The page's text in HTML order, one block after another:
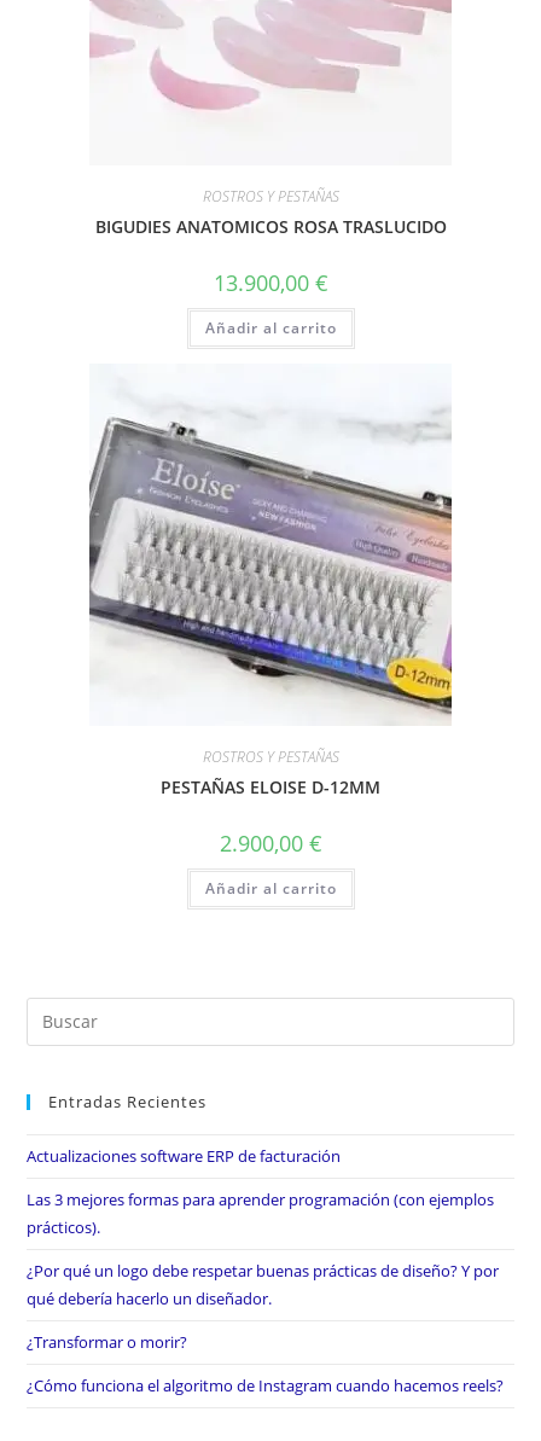
ROSTROS Y PESTAÑAS
BIGUDIES ANATOMICOS ROSA TRASLUCIDO
13.900,00 €
Añadir al carrito
ROSTROS Y PESTAÑAS
PESTAÑAS ELOISE D-12MM
2.900,00 €
Añadir al carrito
Entradas Recientes
Actualizaciones software ERP de facturación
Las 3 mejores formas para aprender programación (con ejemplos
prácticos).
¿Por qué un logo debe respetar buenas prácticas de diseño? Y por
qué debería hacerlo un diseñador.
¿Transformar o morir?
¿Cómo funciona el algoritmo de Instagram cuando hacemos reels?